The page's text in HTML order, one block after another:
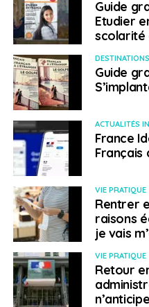
FAE : Comment le V.I.E
l’intérêt pour les
formule ?
C.M :
Au travers de notre
les chambres de
nous disposons de
l’ensemble du territoire
entreprises pour leur
s’adresse à la fois aux
filiales pour des fonctions
production. Mais aussi
comme un outil de
encore de présence à
Guide
Etudier
scolarité
Guide
ACTUALITÉS
France
Français
VIE PRATIQUE
Rentrer
raisons
je vais
VIE PRATIQUE
Retour
n’anticipe